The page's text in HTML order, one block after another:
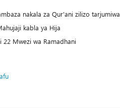
nakala za Qur'ani zilizo tarjumiwa
kabla ya Hija
Mwezi wa Ramadhani